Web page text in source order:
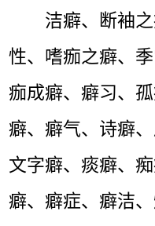
洁癖、断袖
性、嗜痂之癖、
痂成癖、癖习、
癖、癖气、诗癖
文字癖、痰癖、
癖、癖症、癖洁